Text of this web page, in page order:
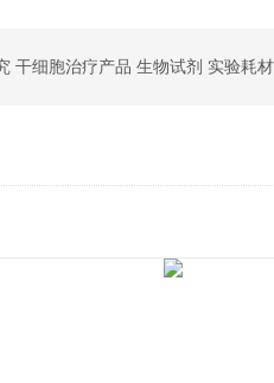
干细胞治疗产品 生物试剂 实验耗